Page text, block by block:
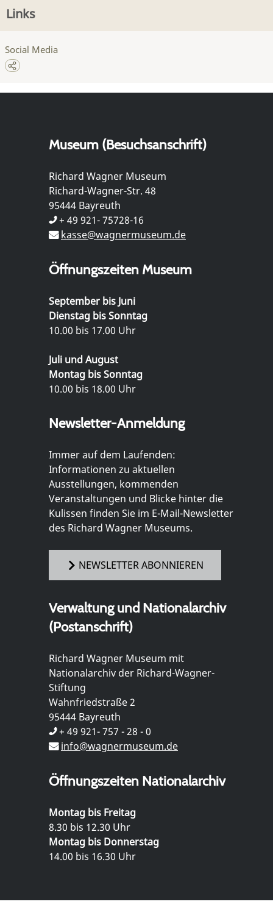
Links
Social Media
Museum (Besuchsanschrift)
Richard Wagner Museum
Richard-Wagner-Str. 48
95444 Bayreuth
+ 49 921- 75728-16
kasse@wagnermuseum.de
Öffnungszeiten Museum
September bis Juni
Dienstag bis Sonntag
10.00 bis 17.00 Uhr
Juli und August
Montag bis Sonntag
10.00 bis 18.00 Uhr
Newsletter-Anmeldung
Immer auf dem Laufenden:
Informationen zu aktuellen
Ausstellungen, kommenden
Veranstaltungen und Blicke hinter die
Kulissen finden Sie im E-Mail-Newsletter
des Richard Wagner Museums.
NEWSLETTER ABONNIEREN
Verwaltung und Nationalarchiv
(Postanschrift)
Richard Wagner Museum mit
Nationalarchiv der Richard-Wagner-
Stiftung
Wahnfriedstraße 2
95444 Bayreuth
+ 49 921- 757 - 28 - 0
info@wagnermuseum.de
Öffnungszeiten Nationalarchiv
Montag bis Freitag
8.30 bis 12.30 Uhr
Montag bis Donnerstag
14.00 bis 16.30 Uhr